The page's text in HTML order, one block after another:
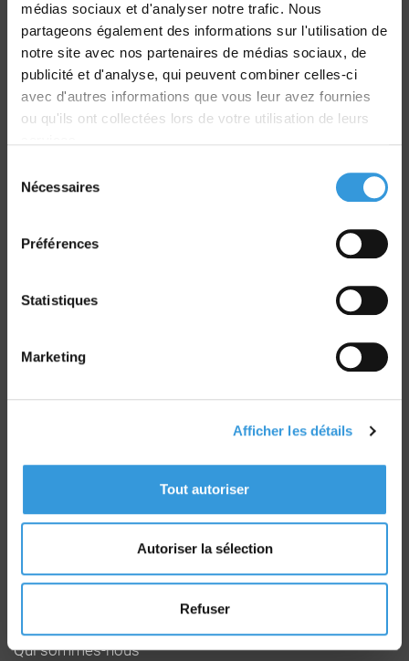
médias sociaux et d'analyser notre trafic. Nous
partageons également des informations sur l'utilisation de
notre site avec nos partenaires de médias sociaux, de
publicité et d'analyse, qui peuvent combiner celles-ci
avec d'autres informations que vous leur avez fournies
ou qu'ils ont collectées lors de votre utilisation de leurs
Nécessaires
Préférences
Statistiques
Marketing
Afficher les détails
Tout autoriser
Autoriser la sélection
Refuser
Livraison
dans le monde entier
F 27950 SAINT MARCEL
www.faceaurisque.com
Qui sommes-nous